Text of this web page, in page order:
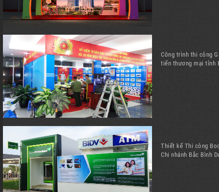
Công trình thi công
tiến thương mại tỉnh
Thiết kế Thi công
Chi nhánh Bắc Bình